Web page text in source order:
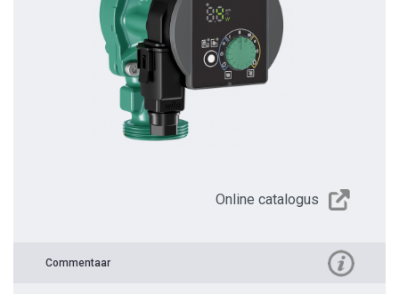
Online catalogus
Commentaar